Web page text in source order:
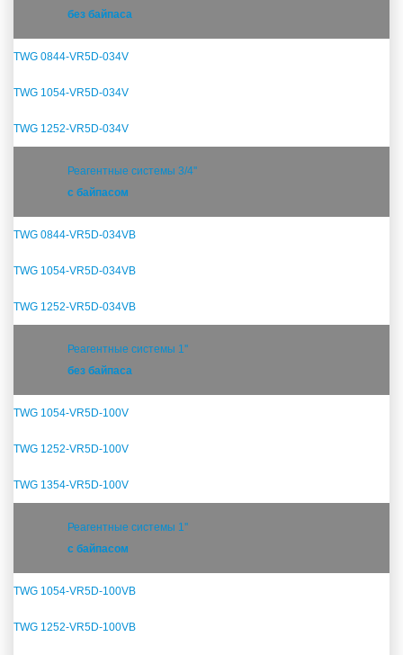
без байпаса
TWG 0844-VR5D-034V
TWG 1054-VR5D-034V
TWG 1252-VR5D-034V
Реагентные системы 3/4''
с байпасом
TWG 0844-VR5D-034VB
TWG 1054-VR5D-034VB
TWG 1252-VR5D-034VB
Реагентные системы 1''
без байпаса
TWG 1054-VR5D-100V
TWG 1252-VR5D-100V
TWG 1354-VR5D-100V
Реагентные системы 1''
с байпасом
TWG 1054-VR5D-100VB
TWG 1252-VR5D-100VB